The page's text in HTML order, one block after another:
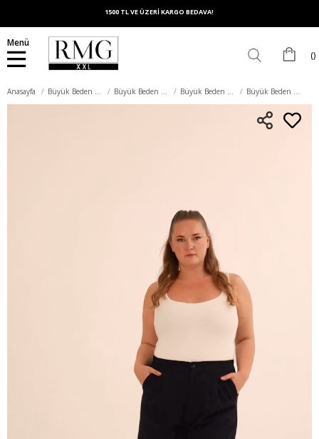
1500 TL VE ÜZERİ KARGO BEDAVA!
Menü
Anasayfa Büyük Beden Alt Giyim Büyük Beden Pantolon Büyük Beden Kumaş Pantolon Büyük Beden Palazzo Pantolon Lacivert